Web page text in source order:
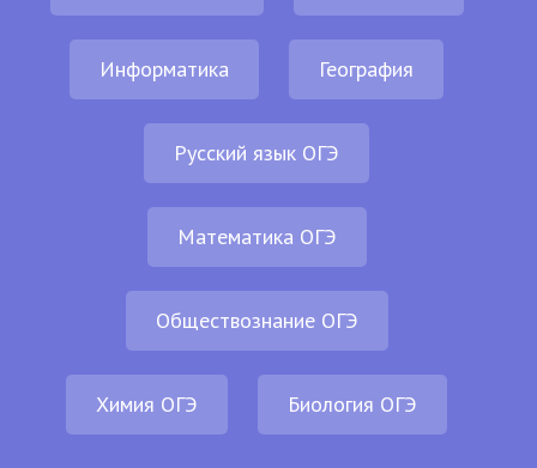
Информатика География
Русский язык ОГЭ
Математика ОГЭ
Обществознание ОГЭ
Химия ОГЭ Биология ОГЭ